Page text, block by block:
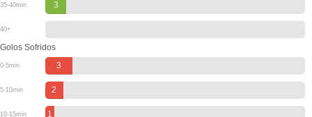
35-40min 3
40+
Golos Sofridos
0-5min 3
5-10min 2
10-15min 1